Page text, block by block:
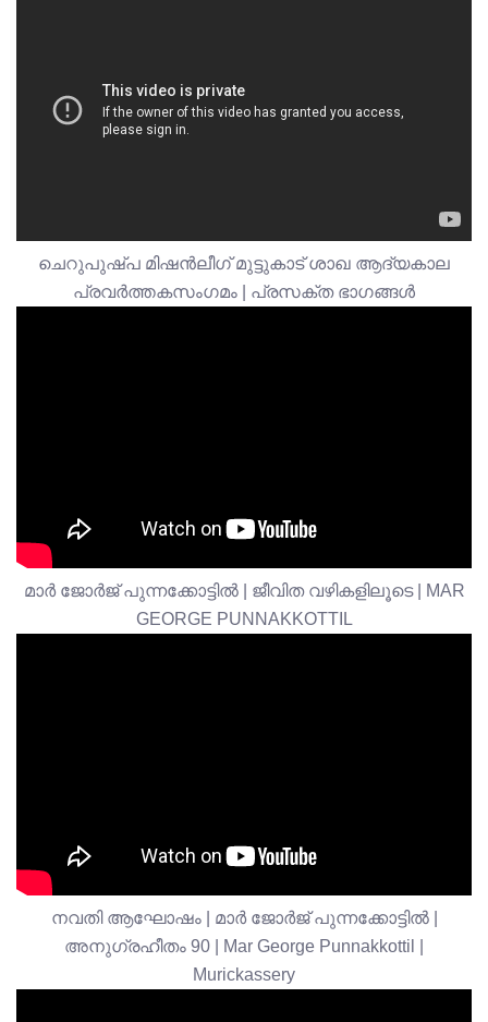
ചെറുപുഷ്പ മിഷൻലീഗ് മുട്ടുകാട് ശാഖ ആദ്യകാല
പ്രവർത്തകസംഗമം | പ്രസക്ത ഭാഗങ്ങൾ
മാർ ജോർജ് പുന്നക്കോട്ടിൽ | ജീവിത വഴികളിലൂടെ | MAR
GEORGE PUNNAKKOTTIL
നവതി ആഘോഷം | മാർ ജോർജ് പുന്നക്കോട്ടിൽ |
അനുഗ്രഹീതം 90 | Mar George Punnakkottil |
Murickassery